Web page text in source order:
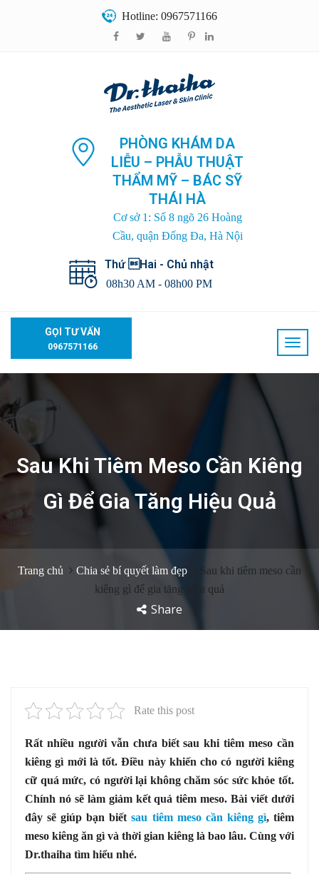
Hotline: 0967571166
PHÒNG KHÁM DA
LIỄU – PHẪU THUẬT
THẨM MỸ – BÁC SỸ
THÁI HÀ
Cơ sở 1: Số 8 ngõ 26 Hoàng
Cầu, quận Đống Đa, Hà Nội
Thứ Hai - Chủ nhật
08h30 AM - 08h00 PM
GỌI TƯ VẤN
0967571166
Sau Khi Tiêm Meso Cần Kiêng
Gì Để Gia Tăng Hiệu Quả
Trang chủ Chia sẻ bí quyết làm đẹp
Sau khi tiêm meso cần
kiêng gì để gia tăng hiệu quả
Share
Rate this post
Rất nhiều người vẫn chưa biết sau khi tiêm meso cần
kiêng gì mới là tốt. Điều này khiến cho có người kiêng
cữ quá mức, có người lại không chăm sóc sức khỏe tốt.
Chính nó sẽ làm giảm kết quả tiêm meso. Bài viết dưới
đây sẽ giúp bạn biếtsau tiêm meso cần kiêng gì, tiêm
meso kiêng ăn gì và thời gian kiêng là bao lâu. Cùng với
Dr.thaiha tìm hiểu nhé.